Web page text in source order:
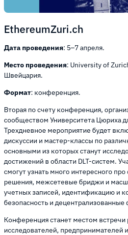
EthereumZuri.ch
Дата проведения: 5–7 апреля.
Место проведения: University of
Швейцария.
Формат: конференция.
Вторая по счету конференция,
сообществом Университета Цюриха
Трехдневное мероприятие будет
дискуссии и мастер-классы по
основными из которых станут
достижений в области DLT-систем.
смогут узнать много интересного
решения, межсетевые бриджи и
учетных записей, идентификацию и
безопасность и децентрализованные
Конференция станет местом встречи
исследователей, предпринимателей